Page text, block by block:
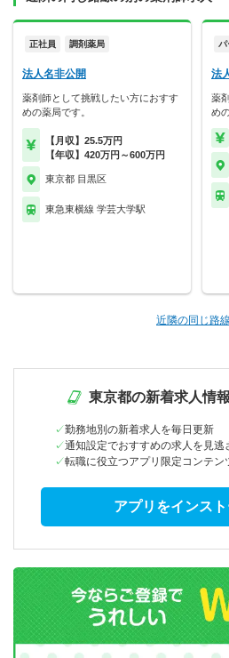
正社員 調剤薬局
法人名非公開
薬剤師として挑戦したい方におすす
めの薬局です。
【月収】25.5万円
【年収】420万円～600万円
東京都 目黒区
東急東横線 学芸大学駅
パ
法
薬
め
近隣の同じ路
東京都の新着求人情
勤務地別の新着求人を毎日更新
通知設定でおすすめの求人を見逃
転職に役立つアプリ限定コンテン
アプリをインス